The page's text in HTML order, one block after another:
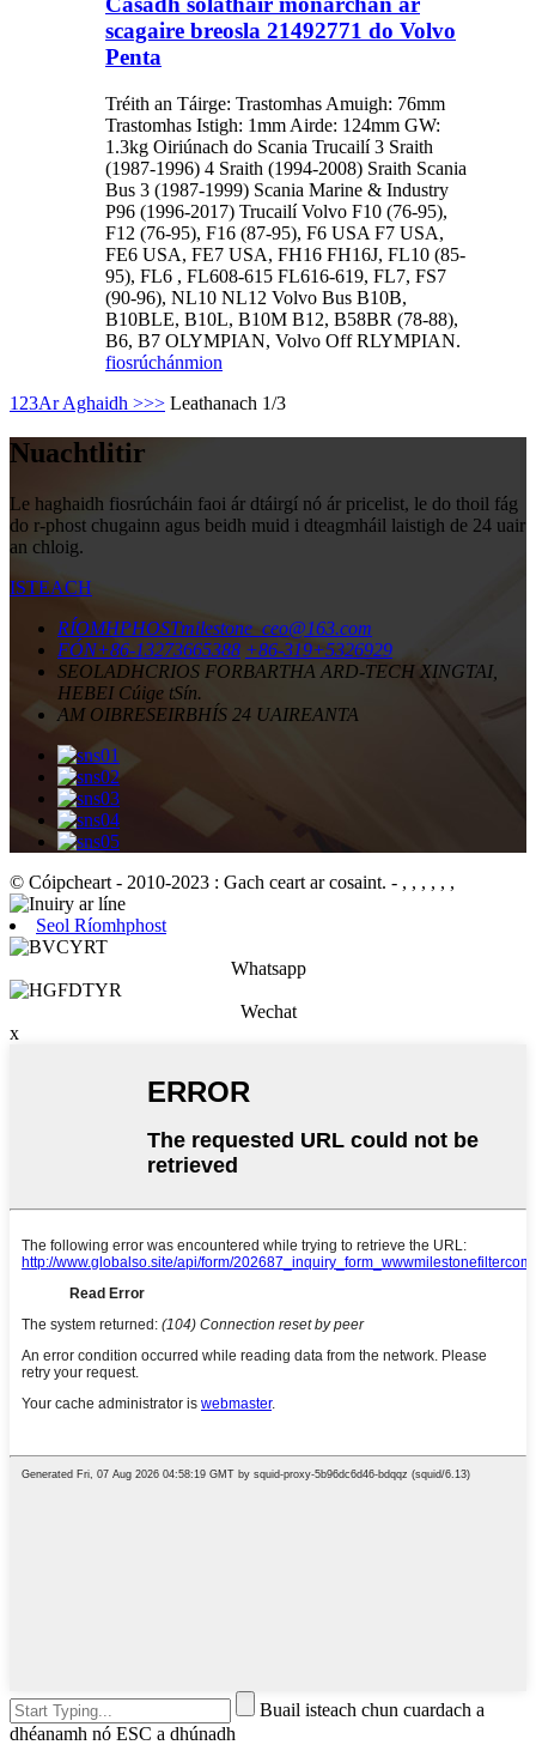
scagaire breosla 21492771 do Volvo
Penta
Tréith an Táirge: Trastomhas Amuigh: 76mm
Trastomhas Istigh: 1mm Airde: 124mm GW:
1.3kg Oiriúnach do Scania Trucailí 3 Sraith
(1987-1996) 4 Sraith (1994-2008) Sraith Scania
Bus 3 (1987-1999) Scania Marine & Industry
P96 (1996-2017) Trucailí Volvo F10 (76-95),
F12 (76-95), F16 (87-95), F6 USA F7 USA,
FE6 USA, FE7 USA, FH16 FH16J, FL10 (85-
95), FL6 , FL608-615 FL616-619, FL7, FS7
(90-96), NL10 NL12 Volvo Bus B10B,
B10BLE, B10L, B10M B12, B58BR (78-88),
B6, B7 OLYMPIAN, Volvo Off RLYMPIAN.
fiosrúchánmion
1 23Ar Aghaidh >>> Leathanach 1/3
Nuachtlitir
Le haghaidh fiosrúcháin faoi ár dtáirgí nó ár pricelist, le do thoil fág
do r-phost chugainn agus beidh muid i dteagmháil laistigh de 24 uair
an chloig.
ISTEACH
RÍOMHPHOSTmilestone_ceo@163.com
FÓN+86-13273665388 +86-319+5326929
SEOLADHCRIOS FORBARTHA ARD-TECH XINGTAI,
HEBEI Cúige tSín.
AM OIBRESEIRBHÍS 24 UAIREANTA
© Cóipcheart - 2010-2023 : Gach ceart ar cosaint. - , , , , , ,
Seol Ríomhphost
Whatsapp
Wechat
x
Buail isteach chun cuardach a
dhéanamh nó ESC a dhúnadh